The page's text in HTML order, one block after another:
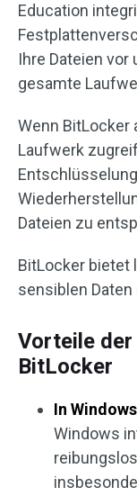
Education
Ihre Dateien
gesamte
Wenn BitLocker
Laufwerk
Dateien zu
BitLocker bietet
sensiblen
Vorteile der
BitLocker
In
Windows